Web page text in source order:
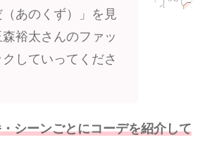
あのくず）」を見
裕太さんのファッ
していってくださ
シーンごとにコーデを紹介して